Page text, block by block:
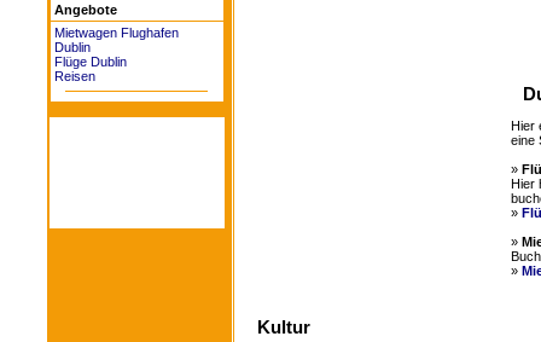
Angebote
Mietwagen Flughafen
Dublin
Flüge Dublin
Reisen
Hier
eine
»
Hier
»
»
»
Kultur